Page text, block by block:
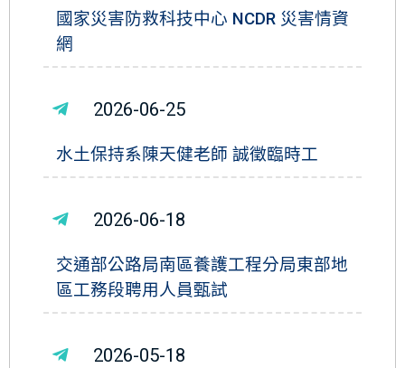
國家災害防救科技中心 NCDR 災害情資
網
2026-06-25
水土保持系陳天健老師 誠徵臨時工
2026-06-18
交通部公路局南區養護工程分局東部地
區工務段聘用人員甄試
2026-05-18